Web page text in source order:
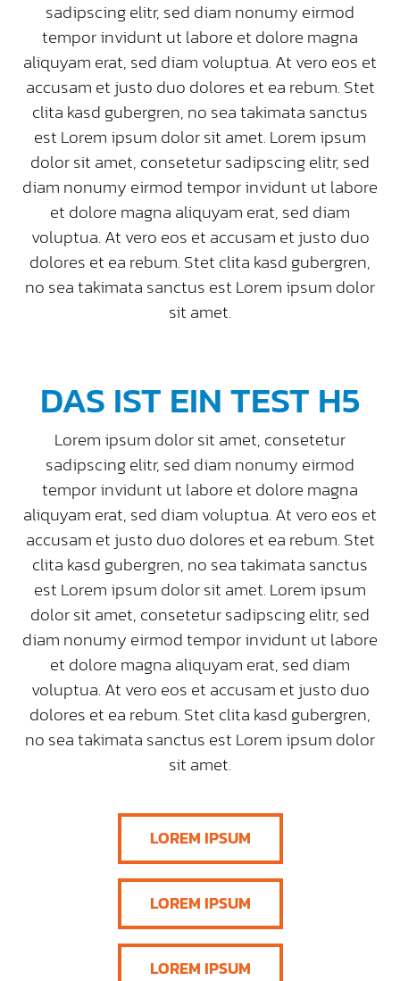
sadipscing elitr, sed diam nonumy eirmod
tempor invidunt ut labore et dolore magna
aliquyam erat, sed diam voluptua. At vero eos et
accusam et justo duo dolores et ea rebum. Stet
clita kasd gubergren, no sea takimata sanctus
est Lorem ipsum dolor sit amet. Lorem ipsum
dolor sit amet, consetetur sadipscing elitr, sed
diam nonumy eirmod tempor invidunt ut labore
et dolore magna aliquyam erat, sed diam
voluptua. At vero eos et accusam et justo duo
dolores et ea rebum. Stet clita kasd gubergren,
no sea takimata sanctus est Lorem ipsum dolor
sit amet.
DAS IST EIN TEST H5
Lorem ipsum dolor sit amet, consetetur
sadipscing elitr, sed diam nonumy eirmod
tempor invidunt ut labore et dolore magna
aliquyam erat, sed diam voluptua. At vero eos et
accusam et justo duo dolores et ea rebum. Stet
clita kasd gubergren, no sea takimata sanctus
est Lorem ipsum dolor sit amet. Lorem ipsum
dolor sit amet, consetetur sadipscing elitr, sed
diam nonumy eirmod tempor invidunt ut labore
et dolore magna aliquyam erat, sed diam
voluptua. At vero eos et accusam et justo duo
dolores et ea rebum. Stet clita kasd gubergren,
no sea takimata sanctus est Lorem ipsum dolor
sit amet.
LOREM IPSUM
LOREM IPSUM
LOREM IPSUM